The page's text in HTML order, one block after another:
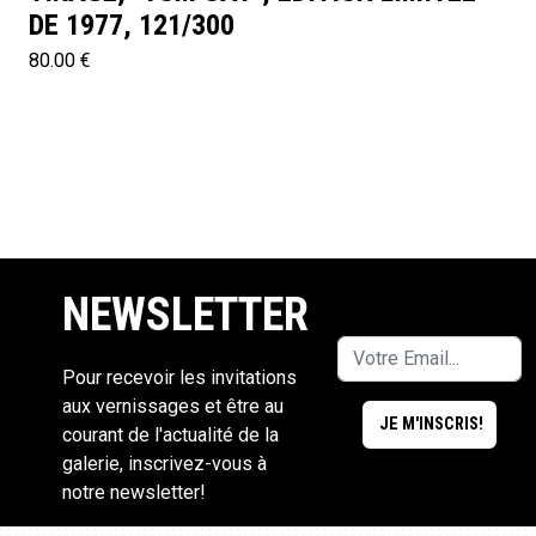
DE 1977, 121/300
80.00 €
NEWSLETTER
Pour recevoir les invitations
aux vernissages et être au
courant de l'actualité de la
galerie, inscrivez-vous à
notre newsletter!